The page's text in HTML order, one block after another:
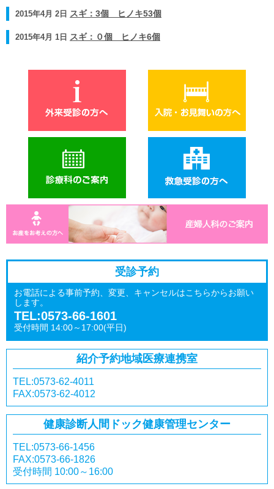
2015年4月 2日 スギ：3個 ヒノキ53個
2015年4月 1日 スギ：０個 ヒノキ6個
受診予約
お電話による事前予約、変更、キャンセルはこちらからお願い
します。
TEL:0573-66-1601
受付時間 14:00～17:00(平日)
紹介予約地域医療連携室
TEL:0573-62-4011
FAX:0573-62-4012
健康診断人間ドック健康管理センター
TEL:0573-66-1456
FAX:0573-66-1826
受付時間 10:00～16:00